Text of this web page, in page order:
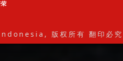
版权所有 翻印必